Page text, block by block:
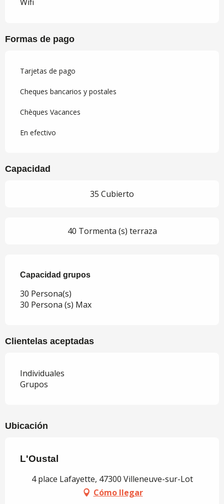
Formas de pago
Tarjetas de pago
Cheques bancarios y postales
Chèques Vacances
En efectivo
Capacidad
35 Cubierto
40 Tormenta (s) terraza
Capacidad grupos
Capacidad grupos
30 Persona(s)
30 Persona (s) Max
Clientelas aceptadas
Individuales
Grupos
Ubicación
L'Oustal
4 place Lafayette, 47300 Villeneuve-sur-Lot
Cómo llegar